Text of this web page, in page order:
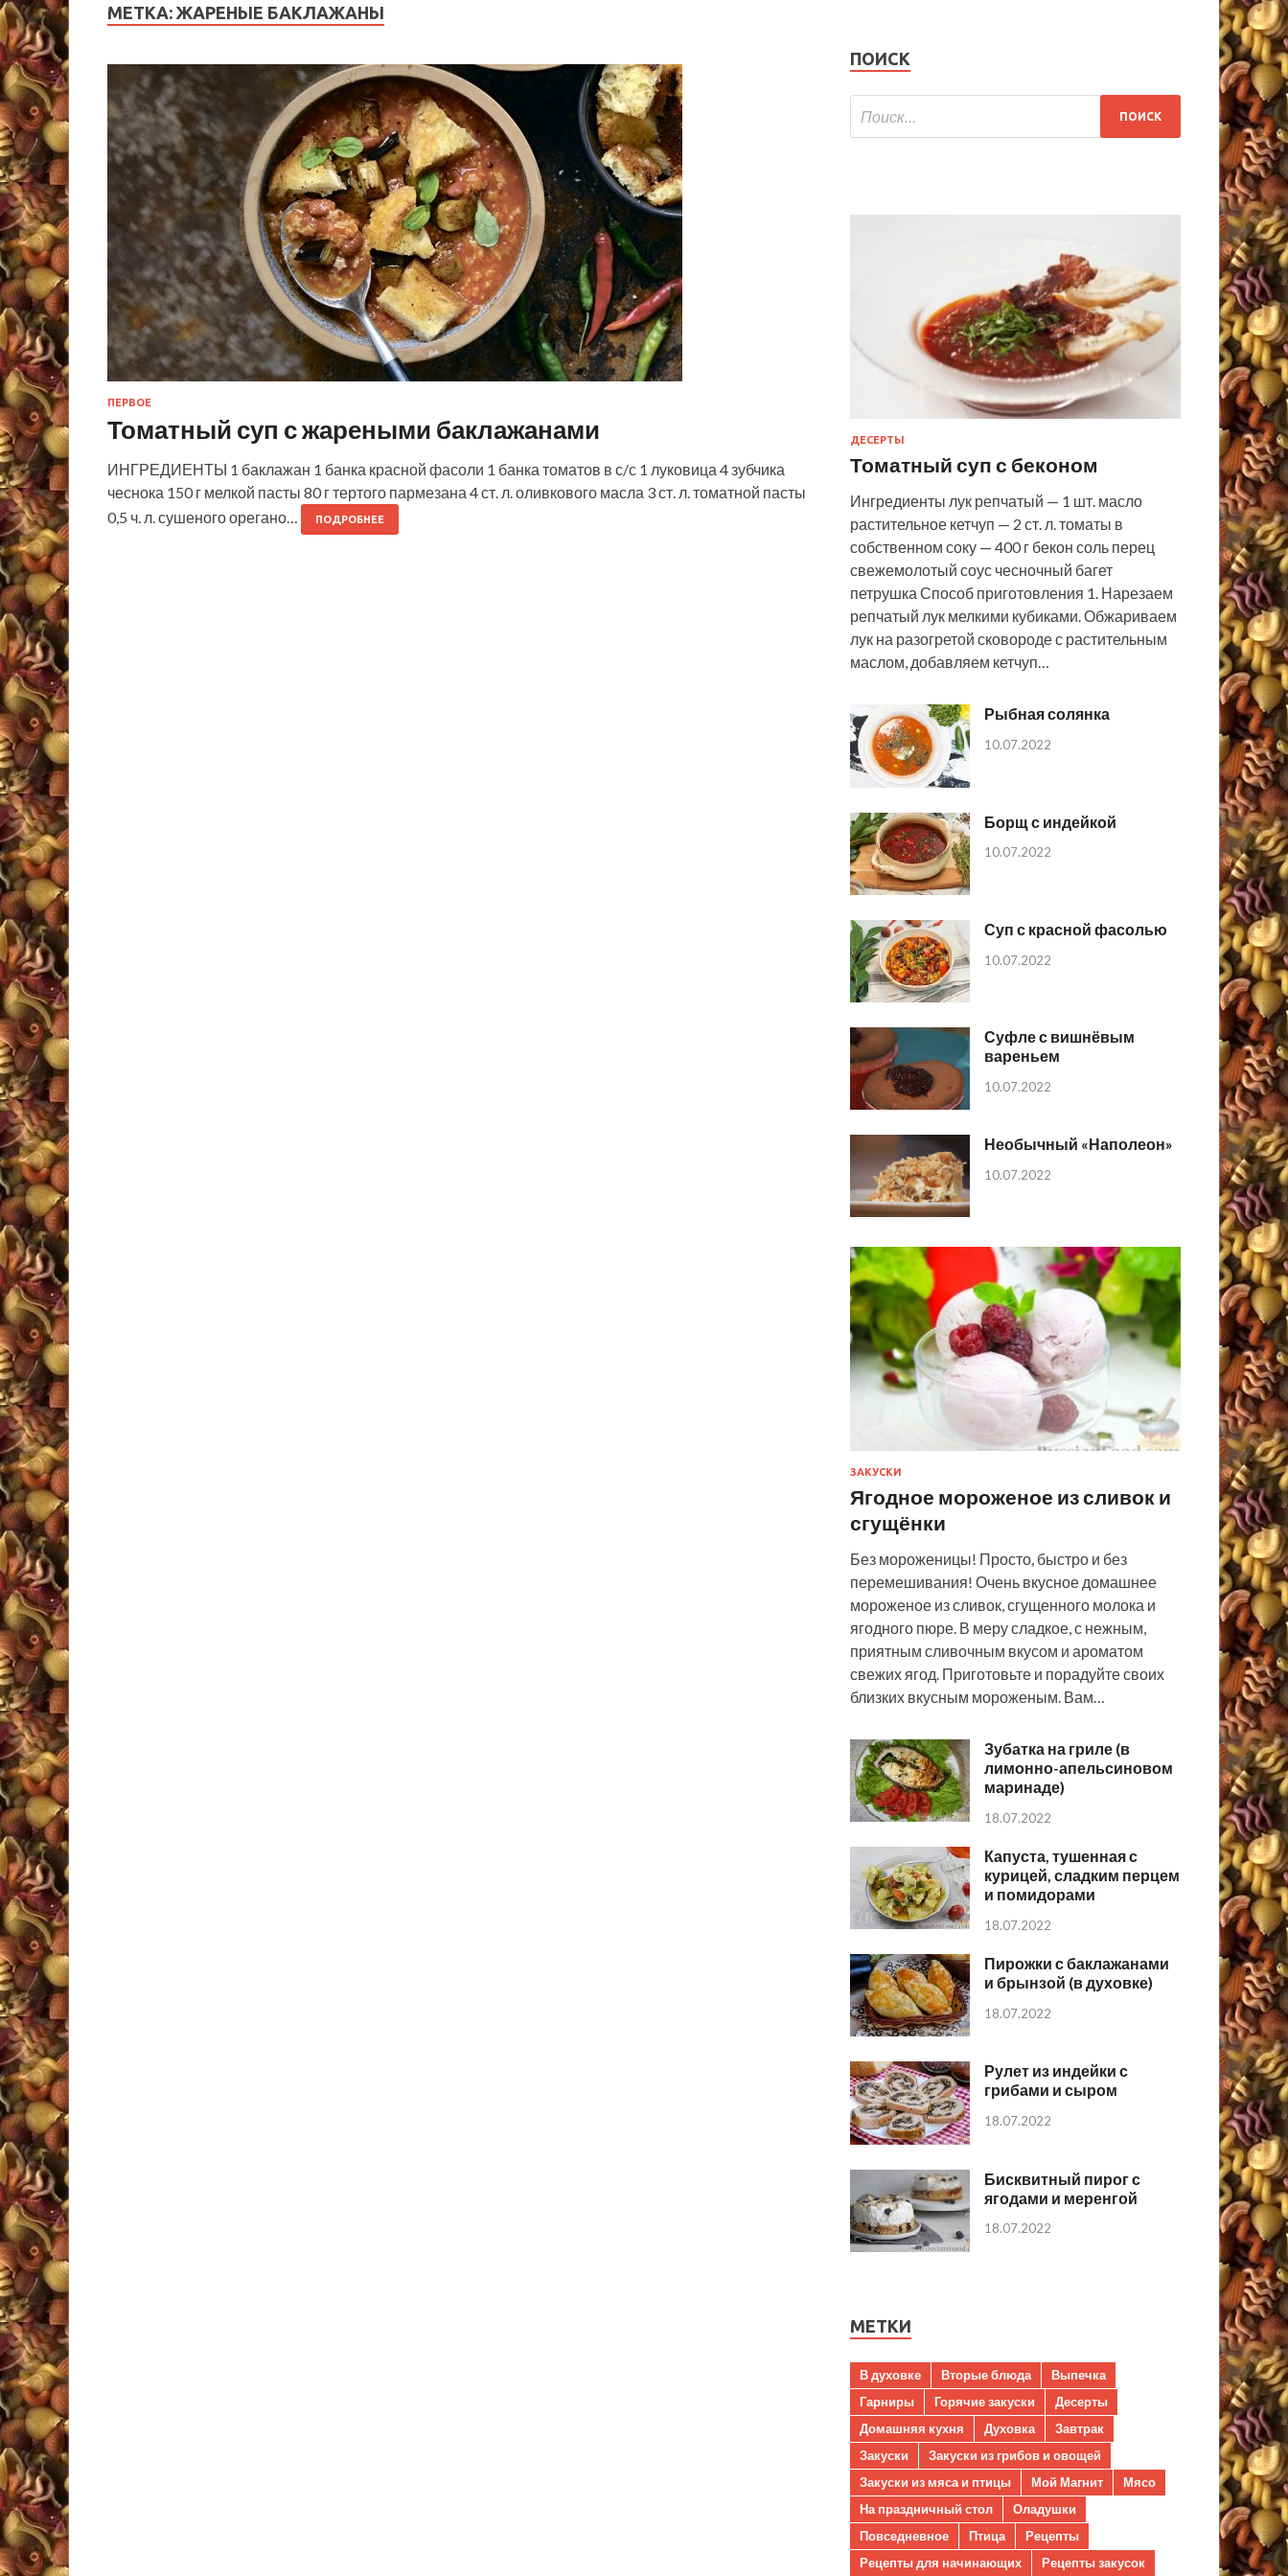
МЕТКА: ЖАРЕНЫЕ БАКЛАЖАНЫ
ПЕРВОЕ
Томатный суп с жареными баклажанами
ИНГРЕДИЕНТЫ 1 баклажан 1 банка красной фасоли 1 банка томатов в с/с 1 луковица 4 зубчика
чеснока 150 г мелкой пасты 80 г тертого пармезана 4 ст. л. оливкового масла 3 ст. л. томатной пасты
0,5 ч. л. сушеного орегано…
ПОДРОБНЕЕ
ПОИСК
ДЕСЕРТЫ
Томатный суп с беконом
Ингредиенты лук репчатый — 1 шт. масло
растительное кетчуп — 2 ст. л. томаты в
собственном соку — 400 г бекон соль перец
свежемолотый соус чесночный багет
петрушка Способ приготовления 1. Нарезаем
репчатый лук мелкими кубиками. Обжариваем
лук на разогретой сковороде с растительным
маслом, добавляем кетчуп…
Рыбная солянка
10.07.2022
Борщ с индейкой
10.07.2022
Суп с красной фасолью
10.07.2022
Суфле с вишнёвым
вареньем
10.07.2022
Необычный «Наполеон»
10.07.2022
ЗАКУСКИ
Ягодное мороженое из сливок и
сгущёнки
Без мороженицы! Просто, быстро и без
перемешивания! Очень вкусное домашнее
мороженое из сливок, сгущенного молока и
ягодного пюре. В меру сладкое, с нежным,
приятным сливочным вкусом и ароматом
свежих ягод. Приготовьте и порадуйте своих
близких вкусным мороженым. Вам…
Зубатка на гриле (в
лимонно-апельсиновом
маринаде)
18.07.2022
Капуста, тушенная с
курицей, сладким перцем
и помидорами
18.07.2022
Пирожки с баклажанами
и брынзой (в духовке)
18.07.2022
Рулет из индейки с
грибами и сыром
18.07.2022
Бисквитный пирог с
ягодами и меренгой
18.07.2022
МЕТКИ
В духовке Вторые блюда
Выпечка
Гарниры
Горячие закуски
Десерты
Домашняя кухня
Духовка
Завтрак
Закуски
Закуски из грибов и овощей
Закуски из мяса и птицы
Мой Магнит
Мясо
На праздничный стол
Оладушки
Повседневное
Птица
Рецепты
Рецепты для начинающих
Рецепты закусок